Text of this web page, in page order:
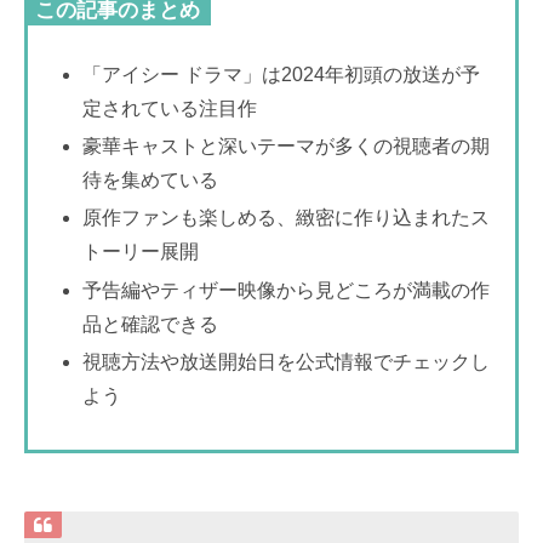
この記事のまとめ
「アイシー ドラマ」は2024年初頭の放送が予
定されている注目作
豪華キャストと深いテーマが多くの視聴者の期
待を集めている
原作ファンも楽しめる、緻密に作り込まれたス
トーリー展開
予告編やティザー映像から見どころが満載の作
品と確認できる
視聴方法や放送開始日を公式情報でチェックし
よう